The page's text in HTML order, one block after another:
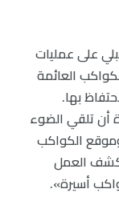
على عمليات
العائمة
بها.
أن تلقي الضوء
الكواكب
العمل
أسيرة».